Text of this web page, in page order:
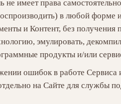
не имеет права
в любой
и Контент, без получения
эмулировать,
продукты и/или
ошибок в работе Сервиса
на Сайте для службы